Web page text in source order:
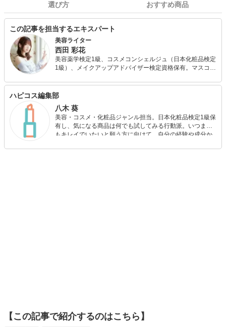
選び方 おすすめ商品
この記事を担当するエキスパート
美容ライター
西田 彩花
美容薬学検定1級、コスメコンシェルジュ（日本化粧品検定
1級）、メイクアップアドバイザー検定資格保有。マスコミ
として活動を始め、その後独立。キレイになりたい！と願
うあなたに響くような情報をお届けできればと思います。
ハピコス編集部
八木 葵
美容・コスメ・化粧品ジャンル担当。日本化粧品検定1級保
有し、気になる商品は何でも試してみる行動派。いつまで
もキレイでいたいと願う方に向けて、自分の経験や成分か
【この記事で紹介するのはこちら】